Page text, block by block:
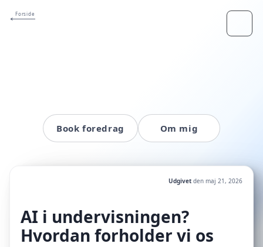
Forside
Book foredrag Om mig
Udgivet den maj 21, 2026
AI i undervisningen?
Hvordan forholder vi os